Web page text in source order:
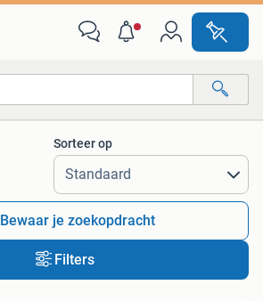
Alle afstanden…
Sorteer op
Bewaar je zoekopdracht
Filters